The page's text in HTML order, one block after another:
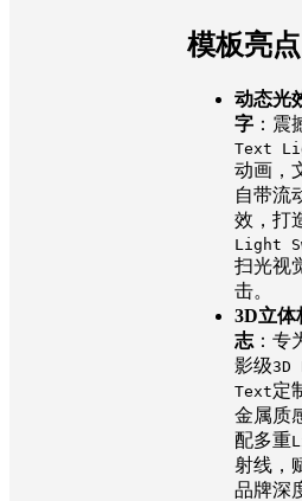
模板亮点
动态光
字 ：震
Text
动画，
自带流
效，打
Light
扫光视
击。
3D立体
志 ：专
影级3D
Text定
金属质
配多重
射线，
品牌深